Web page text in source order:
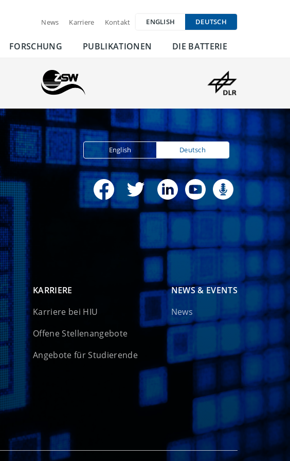
News Karriere Kontakt ENGLISH DEUTSCH
FORSCHUNG PUBLIKATIONEN DIE BATTERIE
English Deutsch
KARRIERE
Karriere bei HIU
Offene Stellenangebote
Angebote für Studierende
NEWS & EVENTS
News